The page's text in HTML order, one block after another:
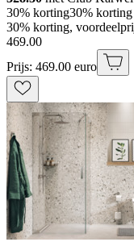
30% korting30% korting
30% korting,
469.00
Prijs: 469.00 euro